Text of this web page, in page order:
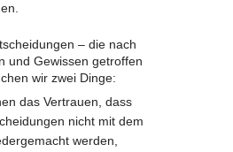
– die nach
und Gewissen getroffen
wir zwei Dinge:
das Vertrauen, dass
nicht mit dem
werden,